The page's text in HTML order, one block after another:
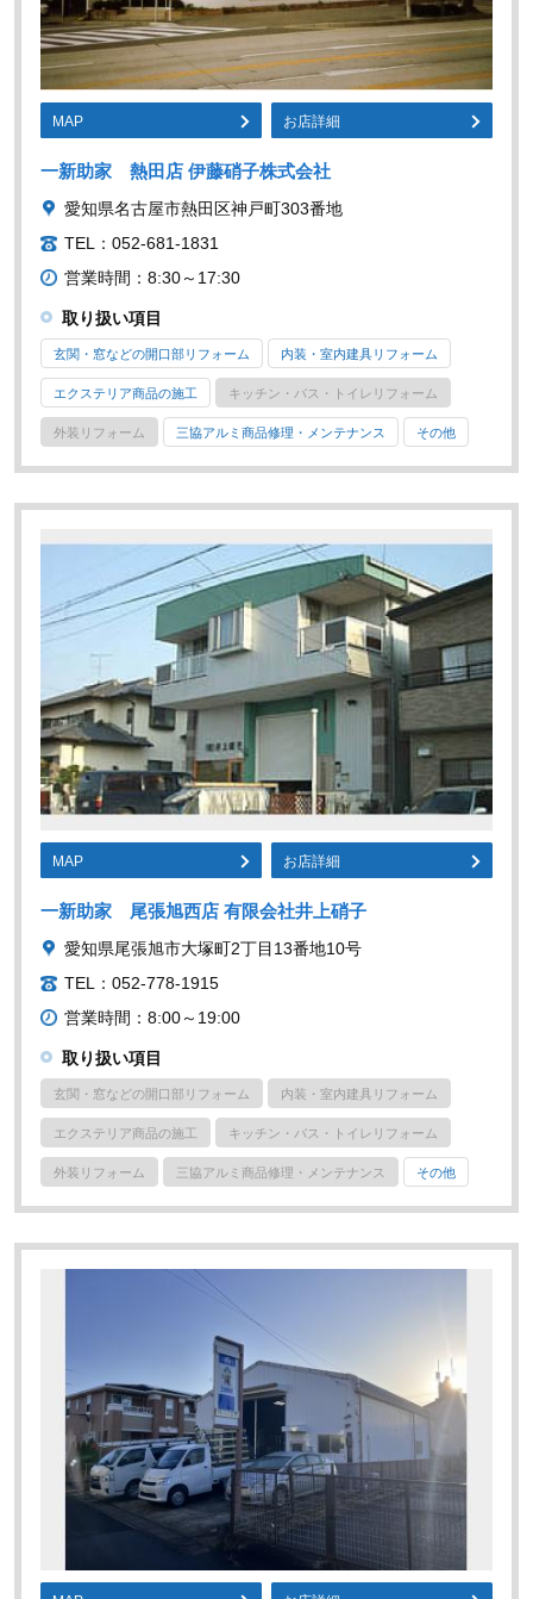
MAP お店詳細
一新助家 熱田店 伊藤硝子株式会社
愛知県名古屋市熱田区神戸町303番地
TEL：052-681-1831
営業時間：8:30～17:30
取り扱い項目
玄関・窓などの開口部リフォーム 内装・室内建具リフォーム
エクステリア商品の施工 キッチン・バス・トイレリフォーム
外装リフォーム 三協アルミ商品修理・メンテナンス その他
MAP お店詳細
一新助家 尾張旭西店 有限会社井上硝子
愛知県尾張旭市大塚町2丁目13番地10号
TEL：052-778-1915
営業時間：8:00～19:00
取り扱い項目
玄関・窓などの開口部リフォーム 内装・室内建具リフォーム
エクステリア商品の施工 キッチン・バス・トイレリフォーム
外装リフォーム 三協アルミ商品修理・メンテナンス その他